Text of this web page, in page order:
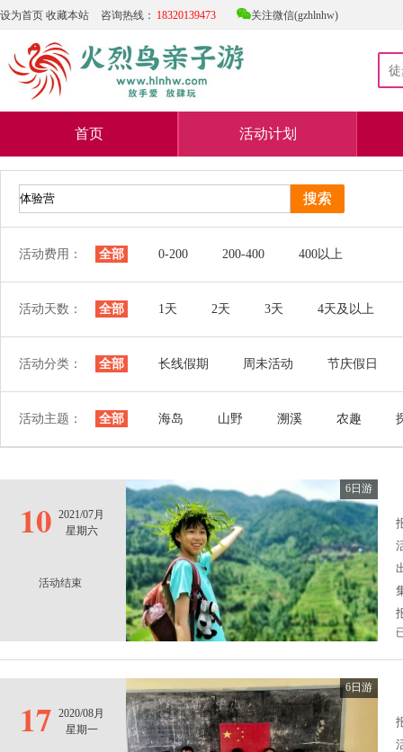
设为首页 收藏本站 咨询热线： 18320139473 关注微信(gzhlnhw)
首页 活动计划
活动费用： 全部 0-200 200-400 400以上
活动天数： 全部 1天 2天 3天 4天及以上
活动分类： 全部 长线假期 周未活动 节庆假日
活动主题： 全部 海岛 山野 溯溪 农趣
10 2021/07月
星期六
活动结束
6日游
17 2020/08月
星期一
6日游